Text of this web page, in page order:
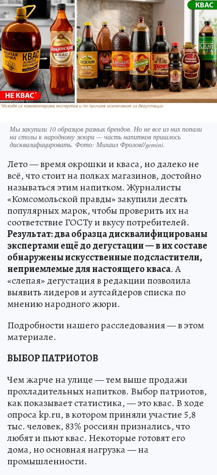
Мы закупили 10 образцов разных брендов. Но не все из них попали
на столы к народному жюри — часть напитков пришлось
дисквалифицировать. Фото: Михаил Фролов//gemini.
Лето — время окрошки и кваса, но далеко не
всё, что стоит на полках магазинов, достойно
называться этим напитком. Журналисты
«Комсомольской правды» закупили десять
популярных марок, чтобы проверить их на
соответствие ГОСТу и вкусу потребителей.
Результат: два образца дисквалифицированы
экспертами ещё до дегустации — в их составе
обнаружены искусственные подсластители,
неприемлемые для настоящего кваса. А
«слепая» дегустация в редакции позволила
выявить лидеров и аутсайдеров списка по
мнению народного жюри.
Подробности нашего расследования — в этом
материале.
ВЫБОР ПАТРИОТОВ
Чем жарче на улице — тем выше продажи
прохладительных напитков. Выбор патриотов,
как показывает статистика, — это квас. В ходе
опроса kp.ru, в котором приняли участие 5,8
тыс. человек, 83% россиян признались, что
любят и пьют квас. Некоторые готовят его
дома, но основная нагрузка — на
промышленности.